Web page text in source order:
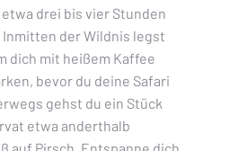
drei bis vier Stunden
Inmitten der Wildnis legst
dich mit heißem Kaffee
bevor du deine Safari
gehst du ein Stück
etwa anderthalb